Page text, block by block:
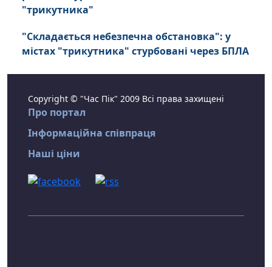
"трикутника"
"Складається небезпечна обстановка": у
містах "трикутника" стурбовані через БПЛА
Copyright © "Час Пік" 2009 Всі права захищені
Про портал
Інформаційна співпраця
Наші ціни